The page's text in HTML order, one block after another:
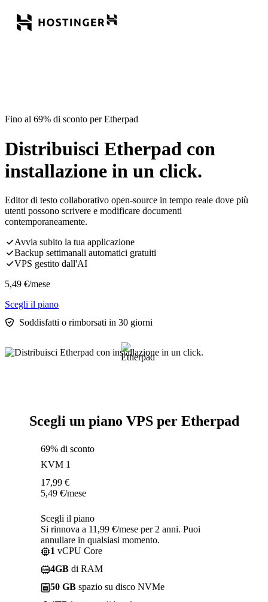
Fino al 69% di sconto per Etherpad
Distribuisci Etherpad con
installazione in un click.
Editor di testo collaborativo open-source in tempo reale dove più
utenti possono scrivere e modificare documenti
contemporaneamente.
Avvia subito la tua applicazione
Backup settimanali automatici gratuiti
VPS gestito dall'AI
5,49 €/mese
Scegli il piano
Soddisfatti o rimborsati in 30 giorni
Scegli un piano VPS per Etherpad
69% di sconto
KVM 1
17,99 €
5,49 €/mese
Scegli il piano
Si rinnova a 11,99 €/mese per 2 anni. Puoi
annullare in qualsiasi momento.
1 vCPU Core
4GB di RAM
50 GB spazio su disco NVMe